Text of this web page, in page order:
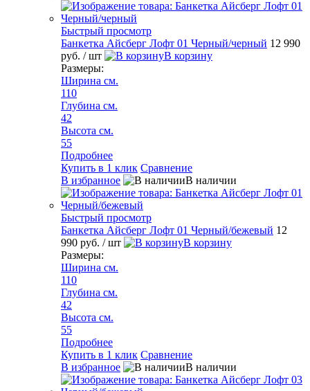
Быстрый просмотр
Банкетка Айсберг Лофт 01 Черный/черный 12 990
руб. / шт
В корзину
Размеры:
Ширина см.
110
Глубина см.
42
Высота см.
55
Подробнее
Купить в 1 клик Сравнение
В избранное
В наличии
Быстрый просмотр
Банкетка Айсберг Лофт 01 Черный/бежевый 12
990 руб. / шт
В корзину
Размеры:
Ширина см.
110
Глубина см.
42
Высота см.
55
Подробнее
Купить в 1 клик Сравнение
В избранное
В наличии